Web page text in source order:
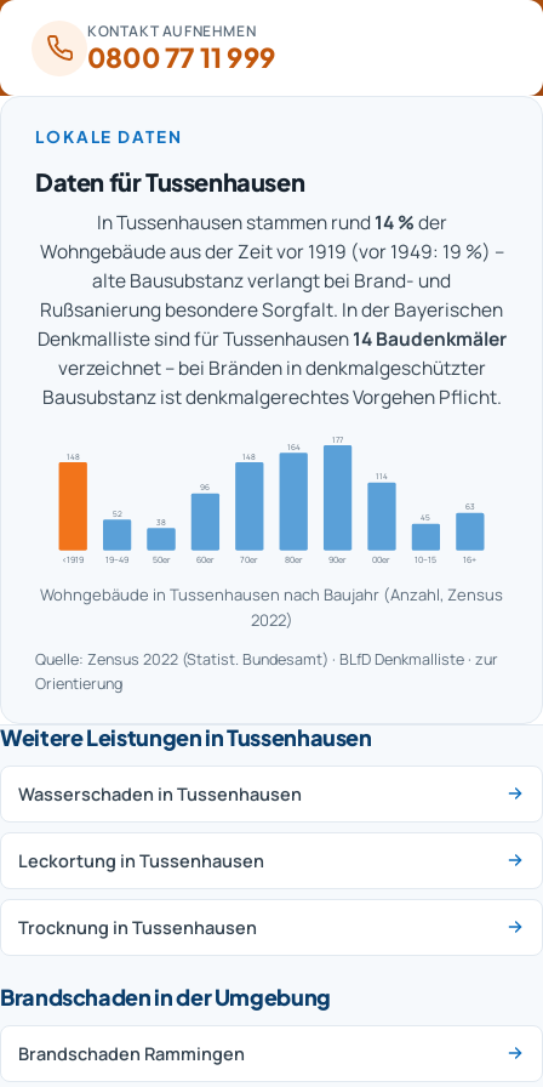
KONTAKT AUFNEHMEN
0800 77 11 999
LOKALE DATEN
Daten für Tussenhausen
In Tussenhausen stammen rund 14 %der
Wohngebäude aus der Zeit vor 1919 (vor 1949: 19 %) –
alte Bausubstanz verlangt bei Brand- und
Rußsanierung besondere Sorgfalt. In der Bayerischen
Denkmalliste sind für Tussenhausen14 Baudenkmäler
verzeichnet – bei Bränden in denkmalgeschützter
Bausubstanz ist denkmalgerechtes Vorgehen Pflicht.
<1919
148
19–49
52
50er
38
60er
96
70er
148
80er
164
90er
177
00er
114
10–15
45
16+
63
Wohngebäude in Tussenhausen nach Baujahr (Anzahl, Zensus
2022)
Quelle: Zensus 2022 (Statist. Bundesamt) · BLfD Denkmalliste · zur
Orientierung
Weitere Leistungen in Tussenhausen
Wasserschaden in Tussenhausen
Leckortung in Tussenhausen
Trocknung in Tussenhausen
Brandschaden in der Umgebung
Brandschaden Rammingen